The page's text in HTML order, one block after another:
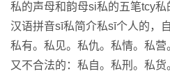
私的声母和韵母si私的五笔tcy
汉语拼音sī私简介私sī个人的，
私有。私见。私仇。私情。私
又不合法的：私自。私刑。私货